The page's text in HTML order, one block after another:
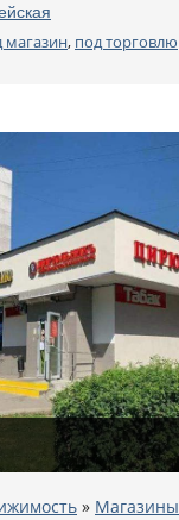
магазин, под торговлю
» Магазины